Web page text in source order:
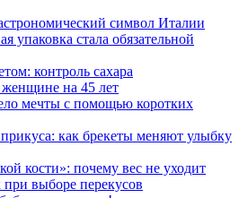
символ Италии
упаковка стала обязательной
контроль сахара
на 45 лет
мечты с помощью коротких
как брекеты меняют улыбку
кости»: почему вес не уходит
выборе перекусов